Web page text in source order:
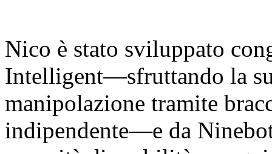
Nico è stato sviluppato
Intelligent—sfruttando la
manipolazione tramite
indipendente—e da